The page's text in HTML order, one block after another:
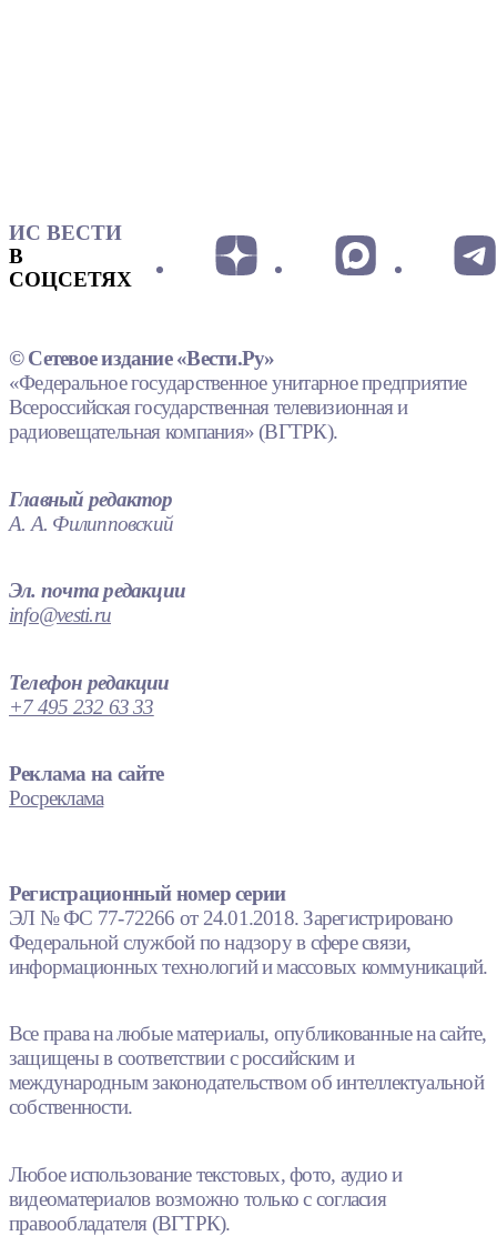
ИС ВЕСТИ
В
СОЦСЕТЯХ
© Сетевое издание «Вести.Ру»
«Федеральное государственное унитарное предприятие
Всероссийская государственная телевизионная и
радиовещательная компания» (ВГТРК).
Главный редактор
А. А. Филипповский
Эл. почта редакции
info@vesti.ru
Телефон редакции
+7 495 232 63 33
Реклама на сайте
Росреклама
Регистрационный номер серии
ЭЛ № ФС 77-72266 от 24.01.2018. Зарегистрировано
Федеральной службой по надзору в сфере связи,
информационных технологий и массовых коммуникаций.
Все права на любые материалы, опубликованные на сайте,
защищены в соответствии с российским и
международным законодательством об интеллектуальной
собственности.
Любое использование текстовых, фото, аудио и
видеоматериалов возможно только с согласия
правообладателя (ВГТРК).